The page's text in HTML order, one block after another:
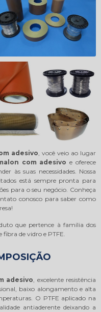
adesivo, você veio ao lugar
com adesivo e oferece
às suas necessidades. Nossa
está sempre pronta para
para o seu negócio. Conheça
conosco para saber como
que pertence à família dos
fibra de vidro e PTFE.
adesivo, excelente resistência
baixo alongamento e alta
O PTFE aplicado na
antiaderente deixando a